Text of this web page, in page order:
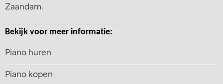
Zaandam.
Bekijk voor meer informatie:
Piano huren
Piano kopen